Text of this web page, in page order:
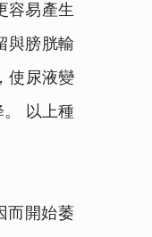
容易產生
與膀胱輸
使尿液變
。 以上種
而開始萎